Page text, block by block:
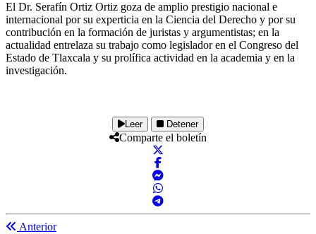
El Dr. Serafín Ortiz Ortiz goza de amplio prestigio nacional e
internacional por su experticia en la Ciencia del Derecho y por su
contribución en la formación de juristas y argumentistas; en la
actualidad entrelaza su trabajo como legislador en el Congreso del
Estado de Tlaxcala y su prolífica actividad en la academia y en la
investigación.
Leer Detener
Comparte el boletín
Anterior